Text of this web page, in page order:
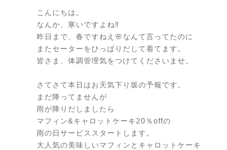
こんにちは。
なんか、寒いですよね‼️
昨日まで、春ですねえ🌸なんて言ってたのに
またセーターをひっぱりだして着てます。
皆さま、体調管理気をつけてくださいませ。
さてさて本日はお天気下り坂の予報です。
まだ降ってませんが
雨が降りだしましたら
マフィン&キャロットケーキ20％offの
雨の日サービススタートします。
大人気の美味しいマフィンとキャロットケーキ